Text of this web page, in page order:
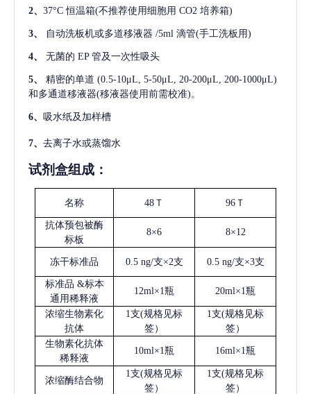
2、 37°C 恒温箱(不推荐使用细胞用 CO2 培养箱)
3、 自动洗板机或多道移液器 /5ml 滴管(手工洗板用)
4、 无菌的 EP 管及一次性吸头
5、 精密的单道 (0.5-10μL, 5-50μL, 20-200μL, 200-1000μL)
和多通道移液器(移液器使用前需校准)。
6、 吸水纸及加样槽
7、 去离子水或蒸馏水
试剂盒组成：
名称 48Ｔ 96Ｔ
抗体预包被酶
标板
8×6 8×12
冻干标准品 0.5 ng/支×2支 0.5 ng/支×3支
标准品 &标本
通用稀释液
12ml×1瓶 20ml×1瓶
浓缩生物素化
抗体
1支(规格见标
签）
1支(规格见标
签）
生物素化抗体
稀释液
10ml×1瓶 16ml×1瓶
浓缩酶结合物
1支(规格见标
签）
1支(规格见标
签）